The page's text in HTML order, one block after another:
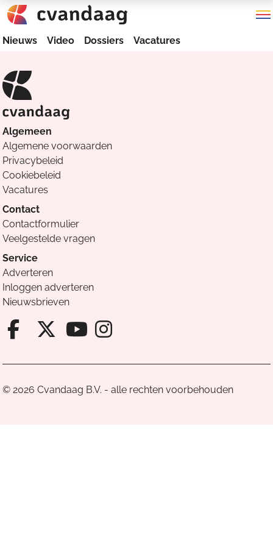
Nieuws Video Dossiers Vacatures
Algemeen
Algemene voorwaarden
Privacybeleid
Cookiebeleid
Vacatures
Contact
Contactformulier
Veelgestelde vragen
Service
Adverteren
Inloggen adverteren
Nieuwsbrieven
Facebook van Cvandaag
X van Cvandaag
Instagram van
© 2026 Cvandaag B.V. - alle rechten voorbehouden